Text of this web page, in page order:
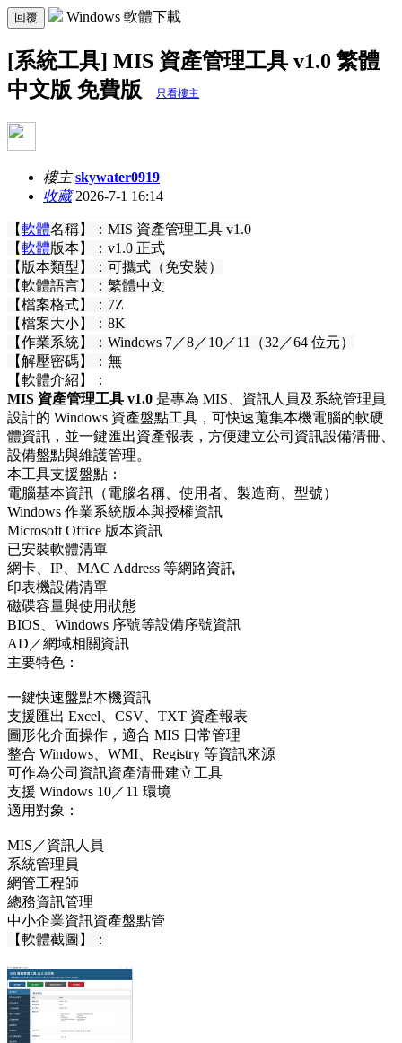
回覆 Windows 軟體下載
[系統工具] MIS 資產管理工具 v1.0 繁體
中文版 免費版
只看樓主
樓主 skywater0919
收藏2026-7-1 16:14
【軟體名稱】：MIS 資產管理工具 v1.0
【軟體版本】：v1.0 正式
【版本類型】：可攜式（免安裝）
【軟體語言】：繁體中文
【檔案格式】：7Z
【檔案大小】：8K
【作業系統】：Windows 7／8／10／11（32／64 位元）
【解壓密碼】：無
【軟體介紹】：
MIS 資產管理工具 v1.0 是專為 MIS、資訊人員及系統管理員
設計的 Windows 資產盤點工具，可快速蒐集本機電腦的軟硬
體資訊，並一鍵匯出資產報表，方便建立公司資訊設備清冊、
設備盤點與維護管理。
本工具支援盤點：
電腦基本資訊（電腦名稱、使用者、製造商、型號）
Windows 作業系統版本與授權資訊
Microsoft Office 版本資訊
已安裝軟體清單
網卡、IP、MAC Address 等網路資訊
印表機設備清單
磁碟容量與使用狀態
BIOS、Windows 序號等設備序號資訊
AD／網域相關資訊
主要特色：
一鍵快速盤點本機資訊
支援匯出 Excel、CSV、TXT 資產報表
圖形化介面操作，適合 MIS 日常管理
整合 Windows、WMI、Registry 等資訊來源
可作為公司資訊資產清冊建立工具
支援 Windows 10／11 環境
適用對象：
MIS／資訊人員
系統管理員
網管工程師
總務資訊管理
中小企業資訊資產盤點管
【軟體截圖】：